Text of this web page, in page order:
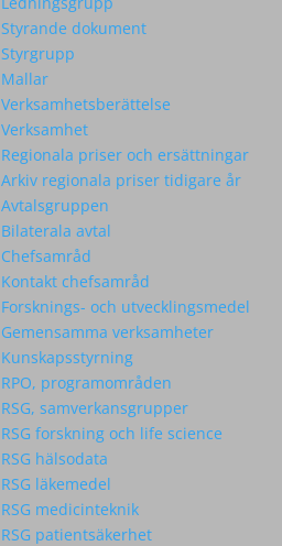
Styrande dokument
Styrgrupp
Mallar
Verksamhetsberättelse
Verksamhet
Regionala priser och ersättningar
Arkiv regionala priser tidigare år
Avtalsgruppen
Bilaterala avtal
Chefsamråd
Kontakt chefsamråd
Forsknings- och utvecklingsmedel
Gemensamma verksamheter
Kunskapsstyrning
RPO, programområden
RSG, samverkansgrupper
RSG forskning och life science
RSG hälsodata
RSG läkemedel
RSG medicinteknik
RSG patientsäkerhet